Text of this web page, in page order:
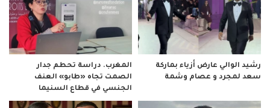
رشيد الوالي عارض أزياء بماركة
سعد لمجرد و عصام وشمة
المغرب. دراسة تحطم جدار
الصمت تجاه «طابو» العنف
الجنسي في قطاع السنيما